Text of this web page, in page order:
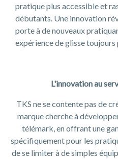
pratique plus accessible et
débutants. Une innovation
porte à de nouveaux
expérience de glisse toujours
L'innovation au
TKS ne se contente pas de
marque cherche à
télémark, en offrant une
spécifiquement pour les
de se limiter à de simples